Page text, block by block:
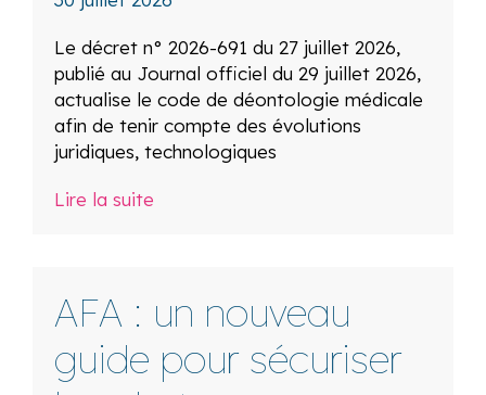
Le décret n° 2026-691 du 27 juillet 2026,
publié au Journal officiel du 29 juillet 2026,
actualise le code de déontologie médicale
afin de tenir compte des évolutions
juridiques, technologiques
Lire la suite
AFA : un nouveau
guide pour sécuriser